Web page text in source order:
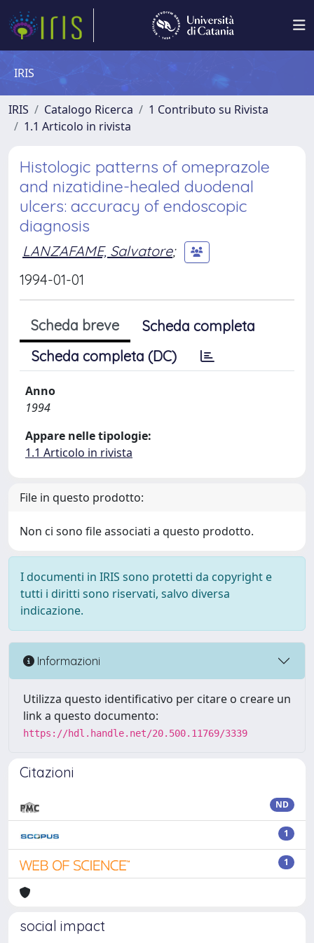
IRIS
IRIS Catalogo Ricerca
1 Contributo su Rivista
1.1 Articolo in rivista
Histologic patterns of omeprazole
and nizatidine-healed duodenal
ulcers: accuracy of endoscopic
diagnosis
LANZAFAME, Salvatore;
1994-01-01
Scheda breve
Scheda completa
Scheda completa (DC)
Anno
1994
Appare nelle tipologie:
1.1 Articolo in rivista
File in questo prodotto:
Non ci sono file associati a questo prodotto.
I documenti in IRIS sono protetti da copyright e
tutti i diritti sono riservati, salvo diversa
indicazione.
Informazioni
Utilizza questo identificativo per citare o creare un
link a questo documento:
https://hdl.handle.net/20.500.11769/3339
Citazioni
ND
1
1
social impact